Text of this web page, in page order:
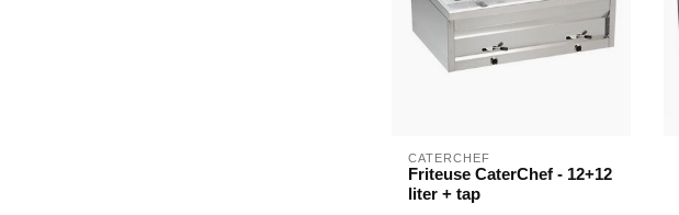
CATERCHEF
Friteuse CaterChef - 12+12
liter + tap